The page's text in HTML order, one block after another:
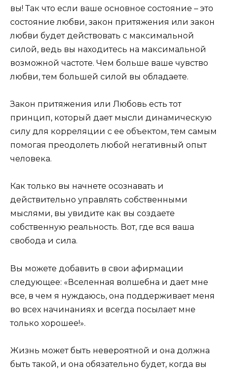
вы! Так что если ваше основное состояние – это
состояние любви, закон притяжения или закон
любви будет действовать с максимальной
силой, ведь вы находитесь на максимальной
возможной частоте. Чем больше ваше чувство
любви, тем большей силой вы обладаете.
Закон притяжения или Любовь есть тот
принцип, который дает мысли динамическую
силу для корреляции с ее объектом, тем самым
помогая преодолеть любой негативный опыт
человека.
Как только вы начнете осознавать и
действительно управлять собственными
мыслями, вы увидите как вы создаете
собственную реальность. Вот, где вся ваша
свобода и сила.
Вы можете добавить в свои афирмации
следующее: «Вселенная волшебна и дает мне
все, в чем я нуждаюсь, она поддерживает меня
во всех начинаниях и всегда посылает мне
только хорошее!».
Жизнь может быть невероятной и она должна
быть такой, и она обязательно будет, когда вы